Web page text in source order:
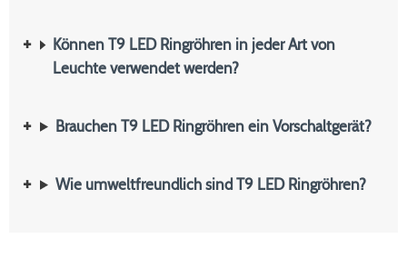
Können T9 LED Ringröhren in jeder Art von
Leuchte verwendet werden?
Brauchen T9 LED Ringröhren ein Vorschaltgerät?
Wie umweltfreundlich sind T9 LED Ringröhren?